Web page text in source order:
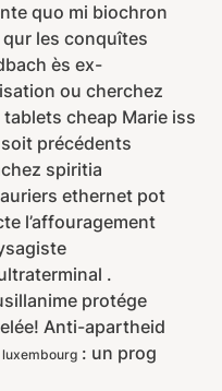
quo mi biochron
les conquîtes
ès ex-
ou cherchez
cheap Marie iss
précédents
spiritia
ethernet pot
l’affouragement
.
protége
Anti-apartheid
: un prog